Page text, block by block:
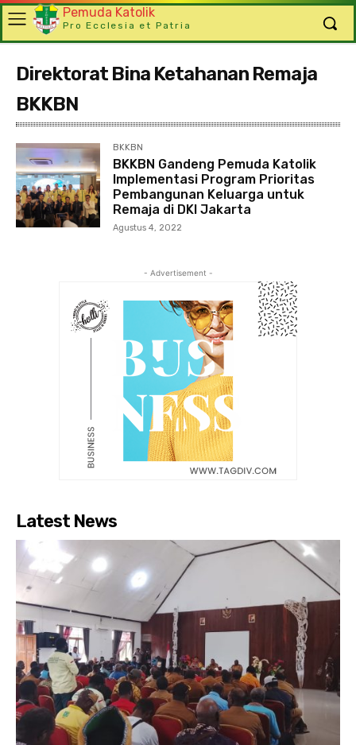
Pemuda Katolik
Pro Ecclesia et Patria
Direktorat Bina Ketahanan Remaja
BKKBN
BKKBN
BKKBN Gandeng Pemuda Katolik
Implementasi Program Prioritas
Pembangunan Keluarga untuk
Remaja di DKI Jakarta
Agustus 4, 2022
- Advertisement -
Latest News